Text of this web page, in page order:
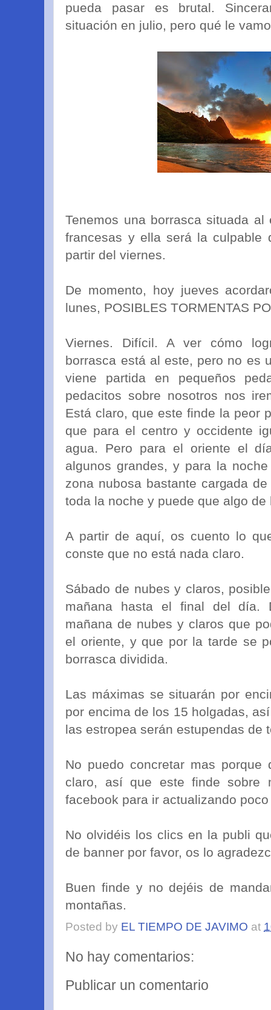
pueda pasar es brutal.
situación en julio, pero qué le
Tenemos una borrasca situada
francesas y ella será la
partir del viernes.
De momento, hoy jueves
lunes, POSIBLES TORMENTAS
Viernes. Difícil. A ver cómo
borrasca está al este, pero no es
viene partida en pequeños
pedacitos sobre nosotros nos
Está claro, que este finde la peor
que para el centro y occidente
agua. Pero para el oriente el
algunos grandes, y para la
zona nubosa bastante cargada
toda la noche y puede que algo
A partir de aquí, os cuento lo
conste que no está nada claro.
Sábado de nubes y claros,
mañana hasta el final del día.
mañana de nubes y claros que
el oriente, y que por la tarde se
borrasca dividida.
Las máximas se situarán por
por encima de los 15 holgadas,
las estropea serán estupendas de
No puedo concretar mas
claro, así que este finde sobre
facebook para ir actualizando
No olvidéis los clics en la publi
de banner por favor, os lo
Buen finde y no dejéis de
montañas.
Posted by EL TIEMPO DE JAVIMO at
No hay comentarios:
Publicar un comentario